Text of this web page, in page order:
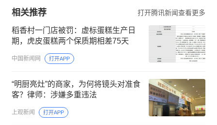
相关推荐 打开腾讯新闻查看更多
稻香村一门店被罚：虚标蛋糕生产日
期，虎皮蛋糕两个保质期相差75天
中国新闻网 打开APP
“明厨亮灶”的商家，为何将镜头对准食
客？律师：涉嫌多重违法
上观新闻 打开APP